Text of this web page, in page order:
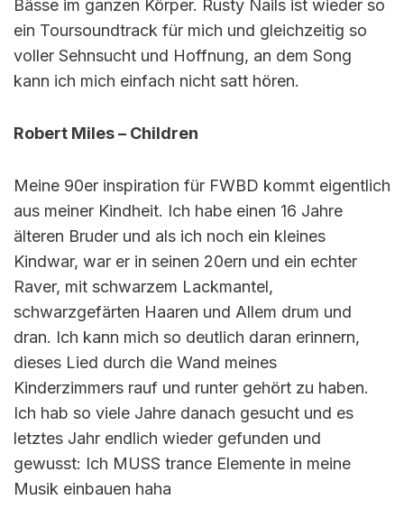
Bässe im ganzen Körper. Rusty Nails ist wieder so
ein Toursoundtrack für mich und gleichzeitig so
voller Sehnsucht und Hoffnung, an dem Song
kann ich mich einfach nicht satt hören.
Robert Miles – Children
Meine 90er inspiration für FWBD kommt eigentlich
aus meiner Kindheit. Ich habe einen 16 Jahre
älteren Bruder und als ich noch ein kleines
Kindwar, war er in seinen 20ern und ein echter
Raver, mit schwarzem Lackmantel,
schwarzgefärten Haaren und Allem drum und
dran. Ich kann mich so deutlich daran erinnern,
dieses Lied durch die Wand meines
Kinderzimmers rauf und runter gehört zu haben.
Ich hab so viele Jahre danach gesucht und es
letztes Jahr endlich wieder gefunden und
gewusst: Ich MUSS trance Elemente in meine
Musik einbauen haha